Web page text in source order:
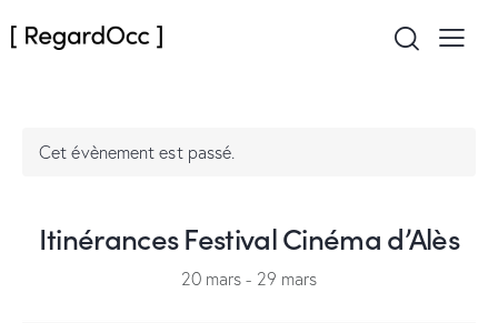
Cet évènement est passé.
Itinérances Festival Cinéma d’Alès
20 mars - 29 mars